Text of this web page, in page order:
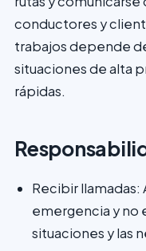
conductores y
trabajos depende
situaciones de alta
rápidas.
Recibir llamadas:
emergencia y no
situaciones y las